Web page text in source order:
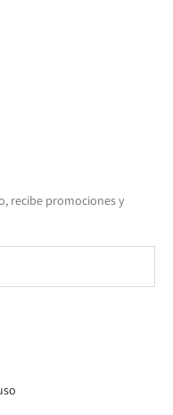
recibe promociones y